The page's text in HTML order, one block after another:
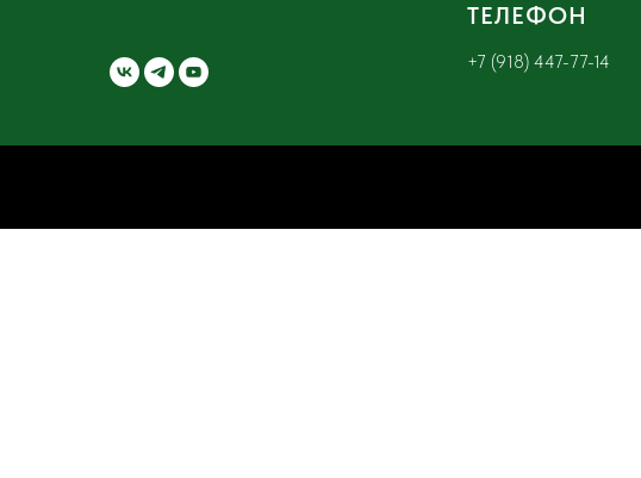
ТЕЛЕФОН
+7 (918) 447-77-14